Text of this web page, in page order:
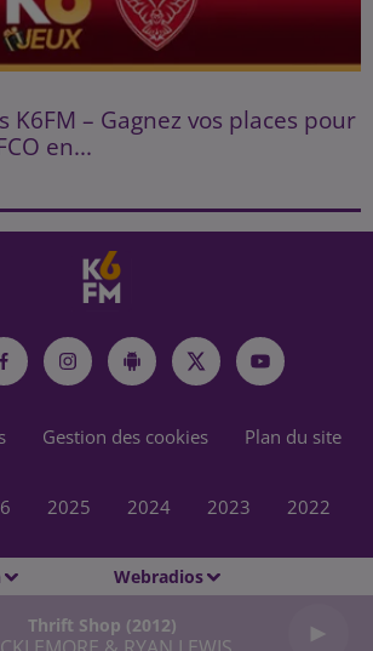
Webradios
Thrift Shop (2012)
K6FM – Gagnez vos places pour
en...
Gestion des cookies Plan du site
2025 2024 2023 2022